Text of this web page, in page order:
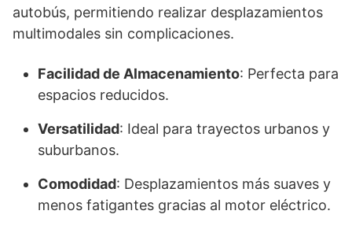
autobús, permitiendo realizar desplazamientos
multimodales sin complicaciones.
Facilidad de Almacenamiento: Perfecta para
espacios reducidos.
Versatilidad: Ideal para trayectos urbanos y
suburbanos.
Comodidad: Desplazamientos más suaves y
menos fatigantes gracias al motor eléctrico.